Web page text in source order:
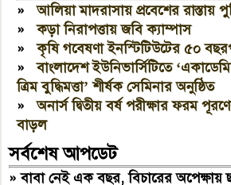
»আলিয়া মাদরাসায় প্রবেশের রাস্তায়
»কড়া নিরাপত্তায় জবি ক্যাম্পাস
»কৃষি গবেষণা ইনস্টিটিউটের ৫০
»বাংলাদেশ ইউনিভার্সিটিতে
ত্রিম বুদ্ধিমত্তা’ শীর্ষক সেমিনার অনুষ্ঠিত
»অনার্স দ্বিতীয় বর্ষ পরীক্ষার ফরম
বাড়ল
সর্বশেষ আপডেট
»বাবা নেই এক বছর, বিচারের